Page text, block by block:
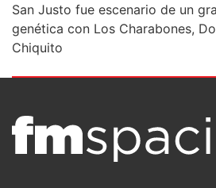
San Justo fue escenario de un
genética con Los Charabones,
Chiquito